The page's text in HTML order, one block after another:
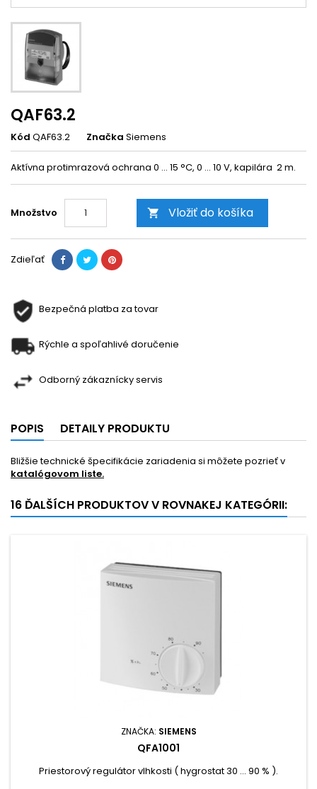
QAF63.2
Kód QAF63.2 Značka Siemens
Aktívna protimrazová ochrana 0 ... 15 °C, 0 ... 10 V, kapilára 2 m.
Množstvo  Vložiť do košíka
Zdieľať
Bezpečná platba za tovar
Rýchle a spoľahlivé doručenie
Odborný zákaznícky servis
POPIS DETAILY PRODUKTU
Bližšie technické špecifikácie zariadenia si môžete pozrieť v
katalógovom liste.
16 ĎALŠÍCH PRODUKTOV V ROVNAKEJ KATEGÓRII:
ZNAČKA: SIEMENS
QFA1001
Priestorový regulátor vlhkosti ( hygrostat 30 ... 90 % ).